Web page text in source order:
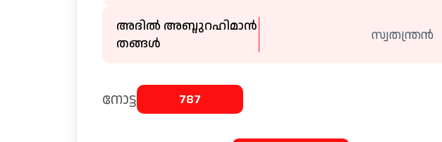
അദിൽ അബ്ദുറഹിമാൻ
തങ്ങൾ
സ്വതന്ത്രന്‍
നോട്ട 787